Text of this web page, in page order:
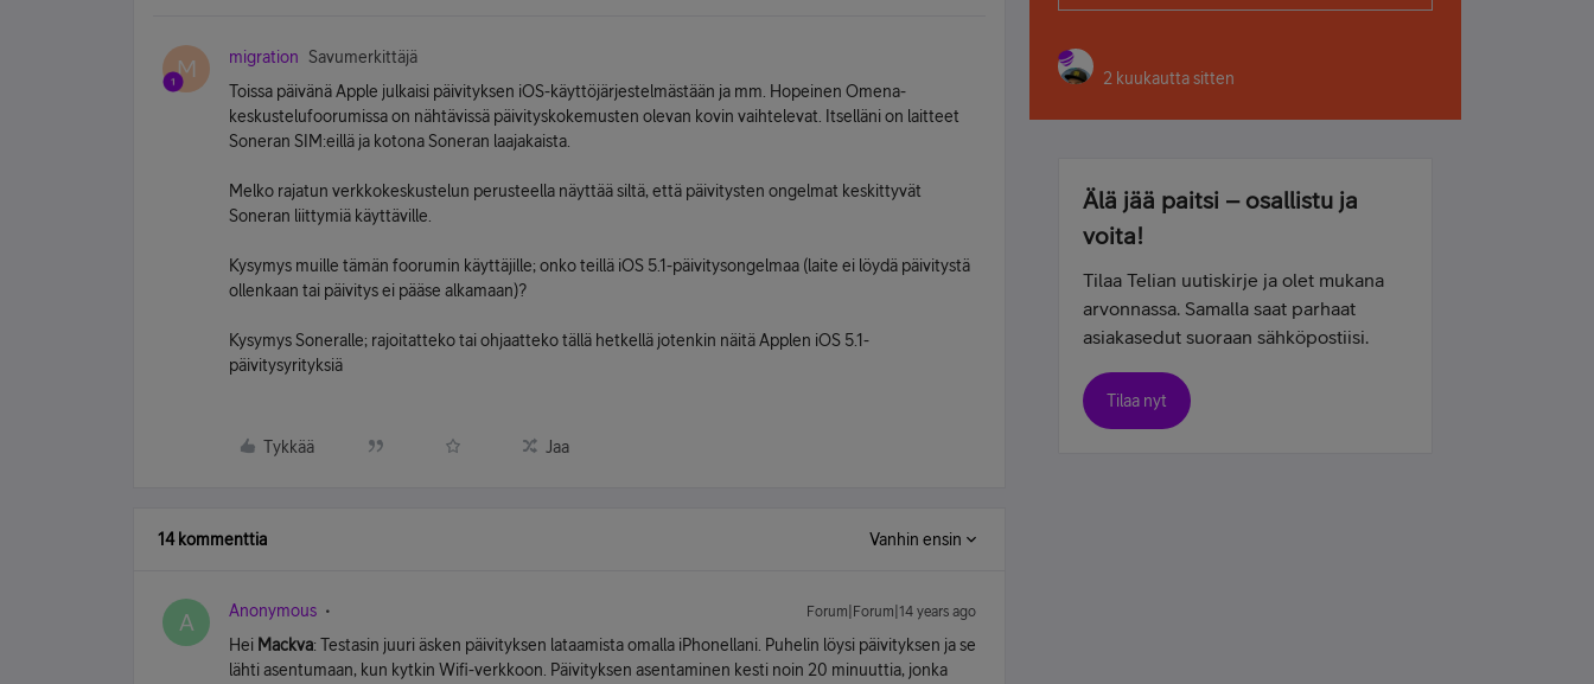
M migration
Savumerkittäjä
Toissa päivänä Apple julkaisi päivityksen iOS-käyttöjärjestelmästään ja mm. Hopeinen Omena-
keskustelufoorumissa on nähtävissä päivityskokemusten olevan kovin vaihtelevat. Itselläni on laitteet
Soneran SIM:eillä ja kotona Soneran laajakaista.
Melko rajatun verkkokeskustelun perusteella näyttää siltä, että päivitysten ongelmat keskittyvät
Soneran liittymiä käyttäville.
Kysymys muille tämän foorumin käyttäjille; onko teillä iOS 5.1-päivitysongelmaa (laite ei löydä päivitystä
ollenkaan tai päivitys ei pääse alkamaan)?
Kysymys Soneralle; rajoitatteko tai ohjaatteko tällä hetkellä jotenkin näitä Applen iOS 5.1-
päivitysyrityksiä
Tykkää Jaa
14 kommenttia Vanhin ensin
A Anonymous Forum|Forum|14 years ago
Hei Mackva: Testasin juuri äsken päivityksen lataamista omalla iPhonellani. Puhelin löysi päivityksen ja se
lähti asentumaan, kun kytkin Wifi-verkkoon. Päivityksen asentaminen kesti noin 20 minuuttia, jonka
2 kuukautta sitten
Älä jää paitsi – osallistu ja
voita!
Tilaa Telian uutiskirje ja olet mukana
arvonnassa. Samalla saat parhaat
asiakasedut suoraan sähköpostiisi.
Tilaa nyt